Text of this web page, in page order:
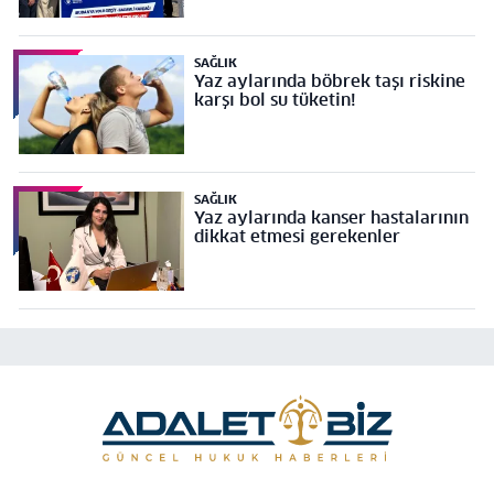
SAĞLIK
Yaz aylarında böbrek taşı riskine
karşı bol su tüketin!
SAĞLIK
Yaz aylarında kanser hastalarının
dikkat etmesi gerekenler